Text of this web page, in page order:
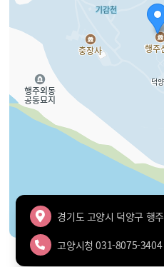
주소
경기도 고양시 덕양구 행
고양시청 031-8075-3404